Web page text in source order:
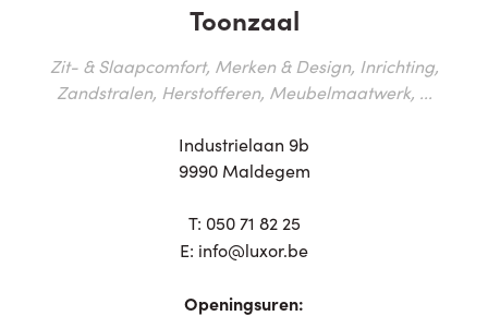
Toonzaal
Zit- & Slaapcomfort, Merken & Design, Inrichting,
Zandstralen, Herstofferen, Meubelmaatwerk, ...
Industrielaan 9b
9990 Maldegem
T: 050 71 82 25
E: info@luxor.be
Openingsuren: